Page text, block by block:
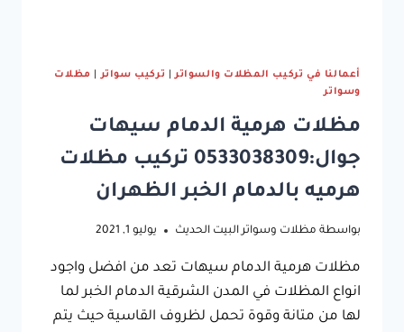
أعمالنا في تركيب المظلات والسواتر| تركيب سواتر|
مظلات
وسواتر
مظلات هرمية الدمام سيهات
جوال:0533038309 تركيب مظلات
هرميه بالدمام الخبر الظهران
بواسطة مظلات وسواتر البيت الحديث يوليو 1, 2021
مظلات هرمية الدمام سيهات تعد من افضل واجود
انواع المظلات في المدن الشرقية الدمام الخبر لما
لها من متانة وقوة تحمل لظروف القاسية حيث يتم